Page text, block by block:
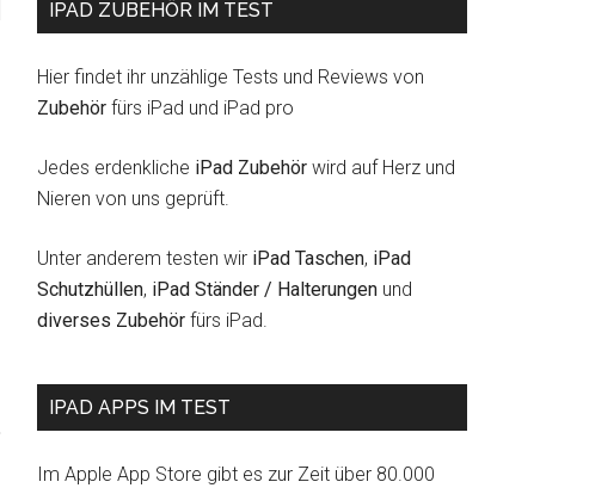
IPAD ZUBEHÖR IM TEST
Hier findet ihr unzählige Tests und Reviews von
Zubehör fürs iPad und iPad pro
Jedes erdenkliche iPad Zubehör wird auf Herz und
Nieren von uns geprüft.
Unter anderem testen wir iPad Taschen, iPad
Schutzhüllen, iPad Ständer / Halterungen und
diverses Zubehör fürs iPad.
IPAD APPS IM TEST
Im Apple App Store gibt es zur Zeit über 80.000